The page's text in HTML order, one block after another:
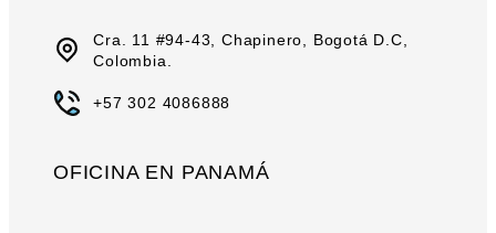
Cra. 11 #94-43, Chapinero, Bogotá D.C,
Colombia.
+57 302 4086888
OFICINA EN PANAMÁ